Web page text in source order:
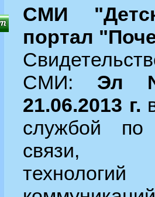
СМИ
портал
СМИ: Эл
21.06.2013 г.
службой
связи,